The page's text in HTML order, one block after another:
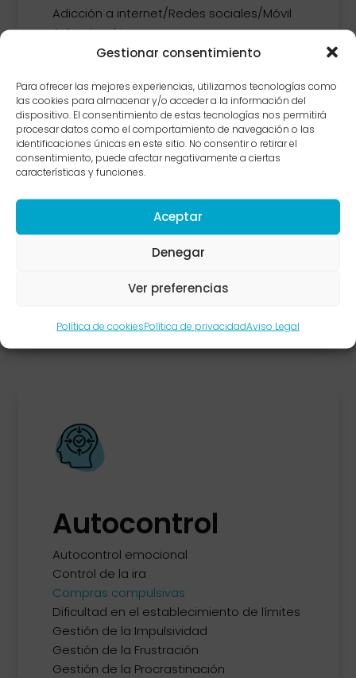
Gestionar consentimiento
Para ofrecer las mejores experiencias, utilizamos tecnologías como
las cookies para almacenar y/o acceder a la información del
dispositivo. El consentimiento de estas tecnologías nos permitirá
procesar datos como el comportamiento de navegación o las
identificaciones únicas en este sitio. No consentir o retirar el
consentimiento, puede afectar negativamente a ciertas
características y funciones.
Aceptar
Denegar
Ver preferencias
Política de cookiesPolítica de privacidadAviso Legal
Adicción a internet/Redes sociales/Móvil
Adicción al juego
Adicción al móvil
Adicción al trabajo
Compras comupulsivas
Adicción a los opiáceos
Adicción al Tabaco/Nicotina
Adicción al Cannabis o Marihuana
Adicción a los Sedantes e hipnóticos
Adicción a los Alucinógenos
Autocontrol
Autocontrol emocional
Control de la ira
Compras compulsivas
Dificultad en el establecimiento de límites
Gestión de la Impulsividad
Gestión de la Frustración
Gestión de la Procrastinación